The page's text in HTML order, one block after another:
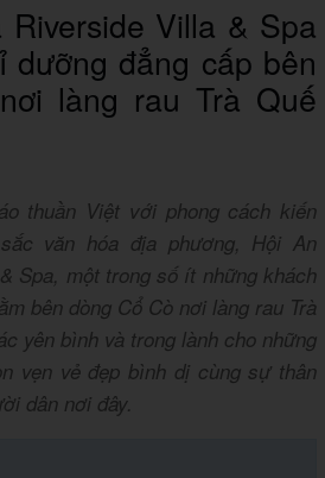
Villa & Spa
dưỡng đẳng cấp bên
làng rau Trà Quế
thuần Việt với phong cách kiến
văn hóa địa phương, Hội An
Spa, một trong số ít những khách
bên dòng Cổ Cò nơi làng rau Trà
yên bình và trong lành cho những
vẹn vẻ đẹp bình dị cùng sự thân
dân nơi đây.